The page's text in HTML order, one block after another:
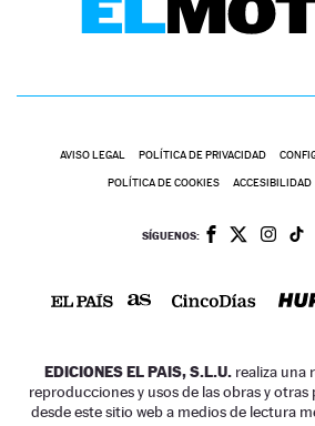
AVISO LEGAL POLÍTICA DE PRIVACIDAD
POLÍTICA DE COOKIES ACCESIBILIDAD
SÍGUENOS:
EDICIONES EL PAIS, S.L.U. realiza una
reproducciones y usos de las obras y otras
desde este sitio web a medios de lectura